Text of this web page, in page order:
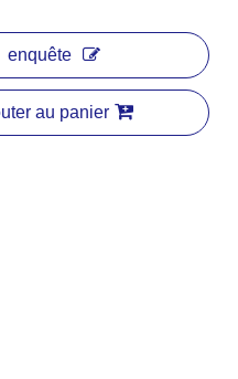
enquête
au panier